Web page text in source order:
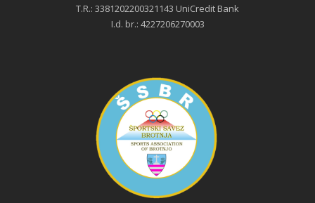
T.R.: 3381202200321143 UniCredit Bank
I.d. br.: 4227206270003